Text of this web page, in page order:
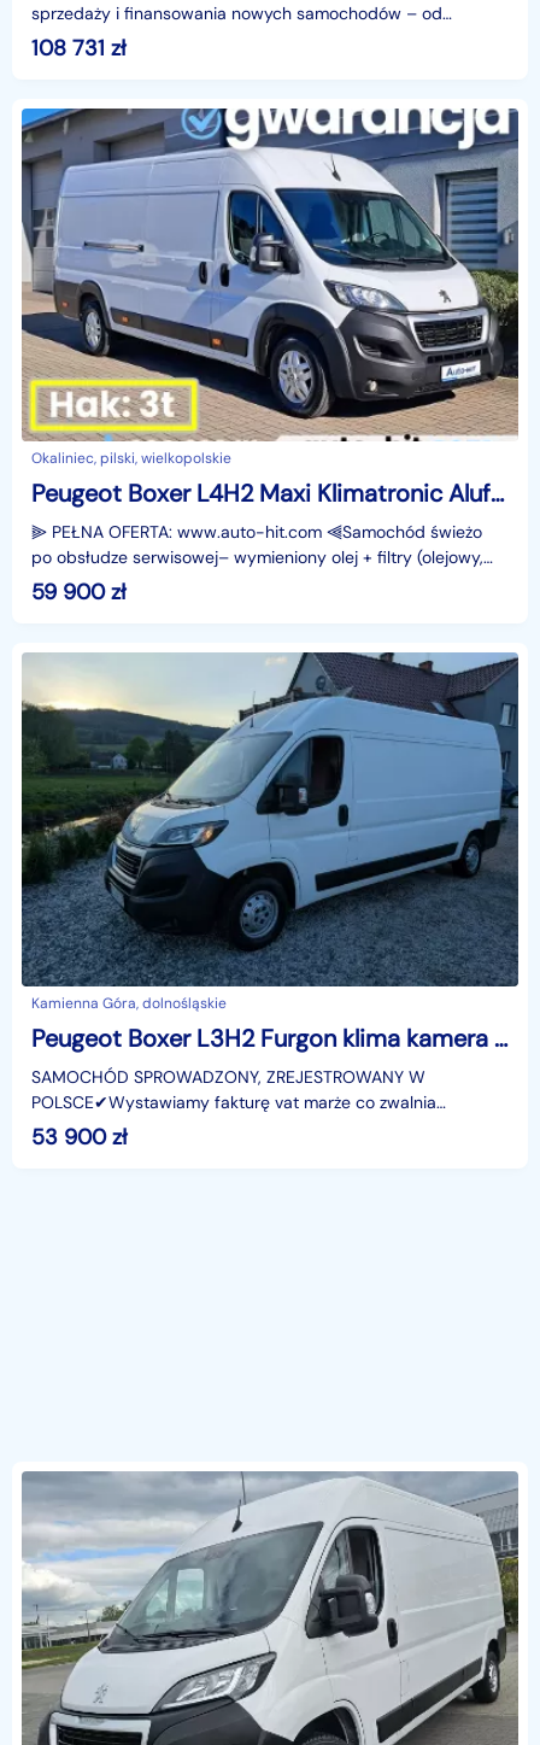
sprzedaży i finansowania nowych samochodów – od
osobowych, przez dostawcze, po segment premium.✔
Zaufanie
108 731 zł
Okaliniec, pilski, wielkopolskie
Peugeot Boxer L4H2 Maxi Klimatronic Alufelgi 165KM Hak:3t /www.auto-hit.com/
⫸ PEŁNA OFERTA: www.auto-hit.com ⫷Samochód świeżo
po obsłudze serwisowej– wymieniony olej + filtry (olejowy,
powietrza, paliwa).Peugeot Boxer L4H2 MAXI 2.2
59 900zł
Kamienna Góra, dolnośląskie
Peugeot Boxer L3H2 Furgon klima kamera cofania
SAMOCHÓD SPROWADZONY, ZREJESTROWANY W
POLSCE️✔Wystawiamy fakturę vat marże co zwalnia
nabywcę z podatku (2%) w Urzędzie Skarbowym!️✔Auto w
100% przygotowane do
53 900zł